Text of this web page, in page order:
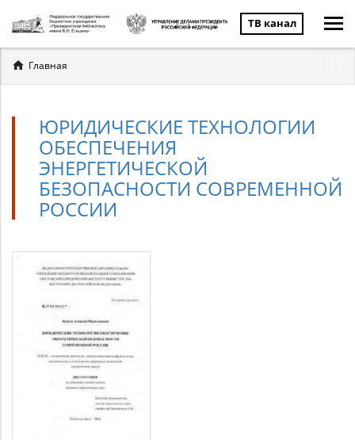
ТВ канал
Вы
здесь
Главная
ЮРИДИЧЕСКИЕ ТЕХНОЛОГИИ
ОБЕСПЕЧЕНИЯ
ЭНЕРГЕТИЧЕСКОЙ
БЕЗОПАСНОСТИ СОВРЕМЕННОЙ
РОССИИ